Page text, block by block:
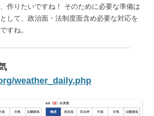
作りたいですね！ そのために必要な準備は
して、政治面・法制度面含め必要な対応を
すね。
weather_daily.php